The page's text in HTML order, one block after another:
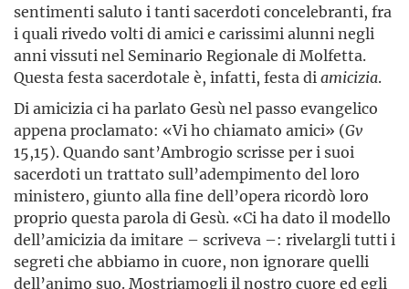
sentimenti saluto i tanti sacerdoti concelebranti, fra
i quali rivedo volti di amici e carissimi alunni negli
anni vissuti nel Seminario Regionale di Molfetta.
Questa festa sacerdotale è, infatti, festa di amicizia.
Di amicizia ci ha parlato Gesù nel passo evangelico
appena proclamato: «Vi ho chiamato amici» (Gv
15,15). Quando sant’Ambrogio scrisse per i suoi
sacerdoti un trattato sull’adempimento del loro
ministero, giunto alla fine dell’opera ricordò loro
proprio questa parola di Gesù. «Ci ha dato il modello
dell’amicizia da imitare – scriveva –: rivelargli tutti i
segreti che abbiamo in cuore, non ignorare quelli
dell’animo suo. Mostriamogli il nostro cuore ed egli